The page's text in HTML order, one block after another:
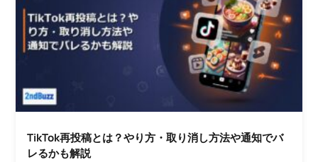
TikTok再投稿とは？やり方・取り消し方法や通知でバ
レるかも解説